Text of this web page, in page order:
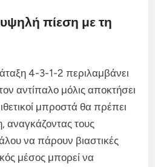
υψηλή πίεση με τη
4-3-1-2 περιλαμβάνει
αντίπαλο μόλις αποκτήσει
μπροστά θα πρέπει
αναγκάζοντας τους
να πάρουν βιαστικές
μέσος μπορεί να